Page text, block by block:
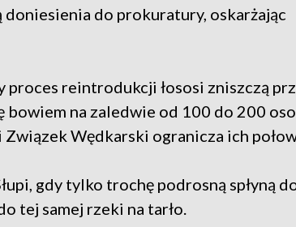
doniesienia do prokuratury, oskarżając
proces reintrodukcji łososi zniszczą
bowiem na zaledwie od 100 do 200
Wędkarski ogranicza ich
gdy tylko trochę podrosną spłyną
tej samej rzeki na tarło.